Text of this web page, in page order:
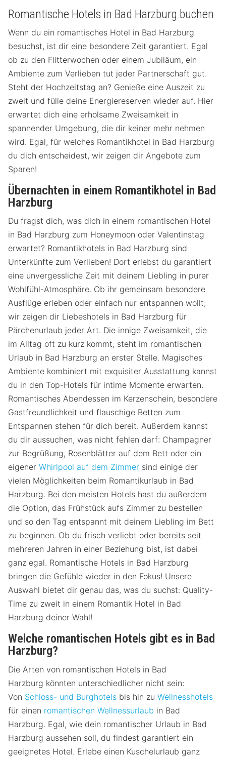
Romantische Hotels in Bad Harzburg buchen
Wenn du ein romantisches Hotel in Bad Harzburg
besuchst, ist dir eine besondere Zeit garantiert. Egal
ob zu den Flitterwochen oder einem Jubiläum, ein
Ambiente zum Verlieben tut jeder Partnerschaft gut.
Steht der Hochzeitstag an? Genieße eine Auszeit zu
zweit und fülle deine Energiereserven wieder auf. Hier
erwartet dich eine erholsame Zweisamkeit in
spannender Umgebung, die dir keiner mehr nehmen
wird. Egal, für welches Romantikhotel in Bad Harzburg
du dich entscheidest, wir zeigen dir Angebote zum
Sparen!
Übernachten in einem Romantikhotel in Bad
Harzburg
Du fragst dich, was dich in einem romantischen Hotel
in Bad Harzburg zum Honeymoon oder Valentinstag
erwartet? Romantikhotels in Bad Harzburg sind
Unterkünfte zum Verlieben! Dort erlebst du garantiert
eine unvergessliche Zeit mit deinem Liebling in purer
Wohlfühl-Atmosphäre. Ob ihr gemeinsam besondere
Ausflüge erleben oder einfach nur entspannen wollt;
wir zeigen dir Liebeshotels in Bad Harzburg für
Pärchenurlaub jeder Art. Die innige Zweisamkeit, die
im Alltag oft zu kurz kommt, steht im romantischen
Urlaub in Bad Harzburg an erster Stelle. Magisches
Ambiente kombiniert mit exquisiter Ausstattung kannst
du in den Top-Hotels für intime Momente erwarten.
Romantisches Abendessen im Kerzenschein, besondere
Gastfreundlichkeit und flauschige Betten zum
Entspannen stehen für dich bereit. Außerdem kannst
du dir aussuchen, was nicht fehlen darf: Champagner
zur Begrüßung, Rosenblätter auf dem Bett oder ein
eigener Whirlpool auf dem Zimmer sind einige der
vielen Möglichkeiten beim Romantikurlaub in Bad
Harzburg. Bei den meisten Hotels hast du außerdem
die Option, das Frühstück aufs Zimmer zu bestellen
und so den Tag entspannt mit deinem Liebling im Bett
zu beginnen. Ob du frisch verliebt oder bereits seit
mehreren Jahren in einer Beziehung bist, ist dabei
ganz egal. Romantische Hotels in Bad Harzburg
bringen die Gefühle wieder in den Fokus! Unsere
Auswahl bietet dir genau das, was du suchst: Quality-
Time zu zweit in einem Romantik Hotel in Bad
Harzburg deiner Wahl!
Welche romantischen Hotels gibt es in Bad
Harzburg?
Die Arten von romantischen Hotels in Bad
Harzburg könnten unterschiedlicher nicht sein:
Von Schloss- und Burghotels bis hin zu Wellnesshotels
für einen romantischen Wellnessurlaub in Bad
Harzburg. Egal, wie dein romantischer Urlaub in Bad
Harzburg aussehen soll, du findest garantiert ein
geeignetes Hotel. Erlebe einen Kuschelurlaub ganz